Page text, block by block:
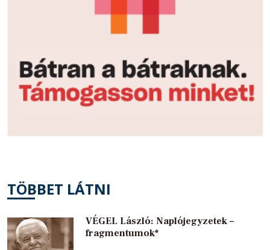
TÖBBET LÁTNI
VÉGEL László: Naplójegyzetek –
fragmentumok*